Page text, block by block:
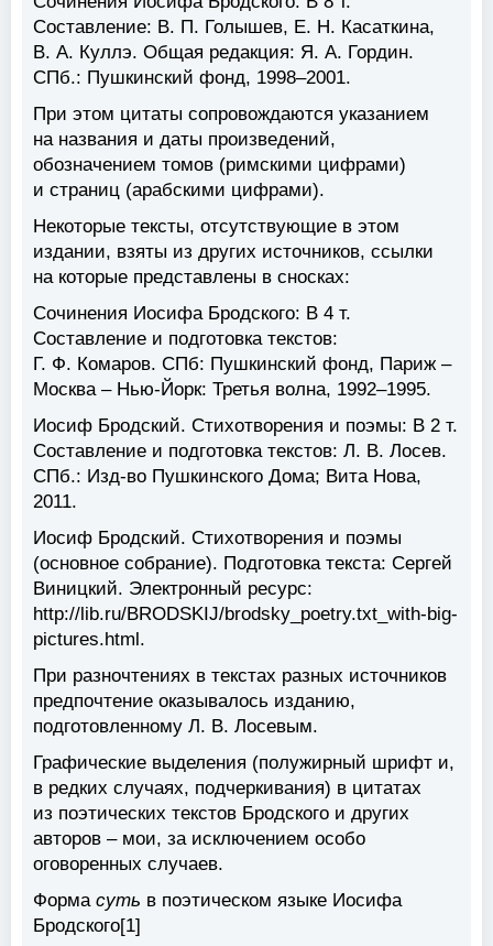
Составление: В. П. Голышев, Е. Н. Касаткина,
В. А. Куллэ. Общая редакция: Я. А. Гордин.
СПб.: Пушкинский фонд, 1998–2001.
При этом цитаты сопровождаются указанием
на названия и даты произведений,
обозначением томов (римскими цифрами)
и страниц (арабскими цифрами).
Некоторые тексты, отсутствующие в этом
издании, взяты из других источников, ссылки
на которые представлены в сносках:
Сочинения Иосифа Бродского: В 4 т.
Составление и подготовка текстов:
Г. Ф. Комаров. СПб: Пушкинский фонд, Париж –
Москва – Нью-Йорк: Третья волна, 1992–1995.
Иосиф Бродский. Стихотворения и поэмы: В 2 т.
Составление и подготовка текстов: Л. В. Лосев.
СПб.: Изд-во Пушкинского Дома; Вита Нова,
2011.
Иосиф Бродский. Стихотворения и поэмы
(основное собрание). Подготовка текста: Сергей
Виницкий. Электронный ресурс:
http://lib.ru/BRODSKIJ/brodsky_poetry.txt_with-big-
pictures.html.
При разночтениях в текстах разных источников
предпочтение оказывалось изданию,
подготовленному Л. В. Лосевым.
Графические выделения (полужирный шрифт и,
в редких случаях, подчеркивания) в цитатах
из поэтических текстов Бродского и других
авторов – мои, за исключением особо
оговоренных случаев.
Форма суть в поэтическом языке Иосифа
Бродского[1]